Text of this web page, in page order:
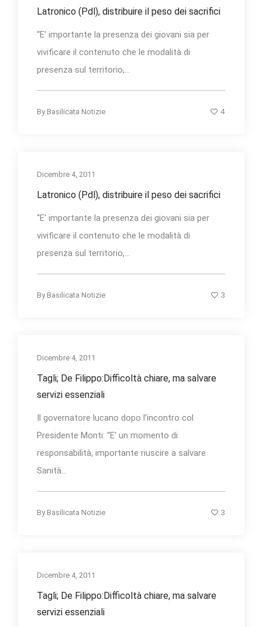
Latronico (Pdl), distribuire il peso dei sacrifici
“E' importante la presenza dei giovani sia per
vivificare il contenuto che le modalità di
presenza sul territorio,...
By Basilicata Notizie 4
Dicembre 4, 2011
Latronico (Pdl), distribuire il peso dei sacrifici
“E' importante la presenza dei giovani sia per
vivificare il contenuto che le modalità di
presenza sul territorio,...
By Basilicata Notizie 3
Dicembre 4, 2011
Tagli; De Filippo:Difficoltà chiare, ma salvare
servizi essenziali
Il governatore lucano dopo l’incontro col
Presidente Monti: “E’ un momento di
responsabilità, importante riuscire a salvare
Sanità...
By Basilicata Notizie 3
Dicembre 4, 2011
Tagli; De Filippo:Difficoltà chiare, ma salvare
servizi essenziali